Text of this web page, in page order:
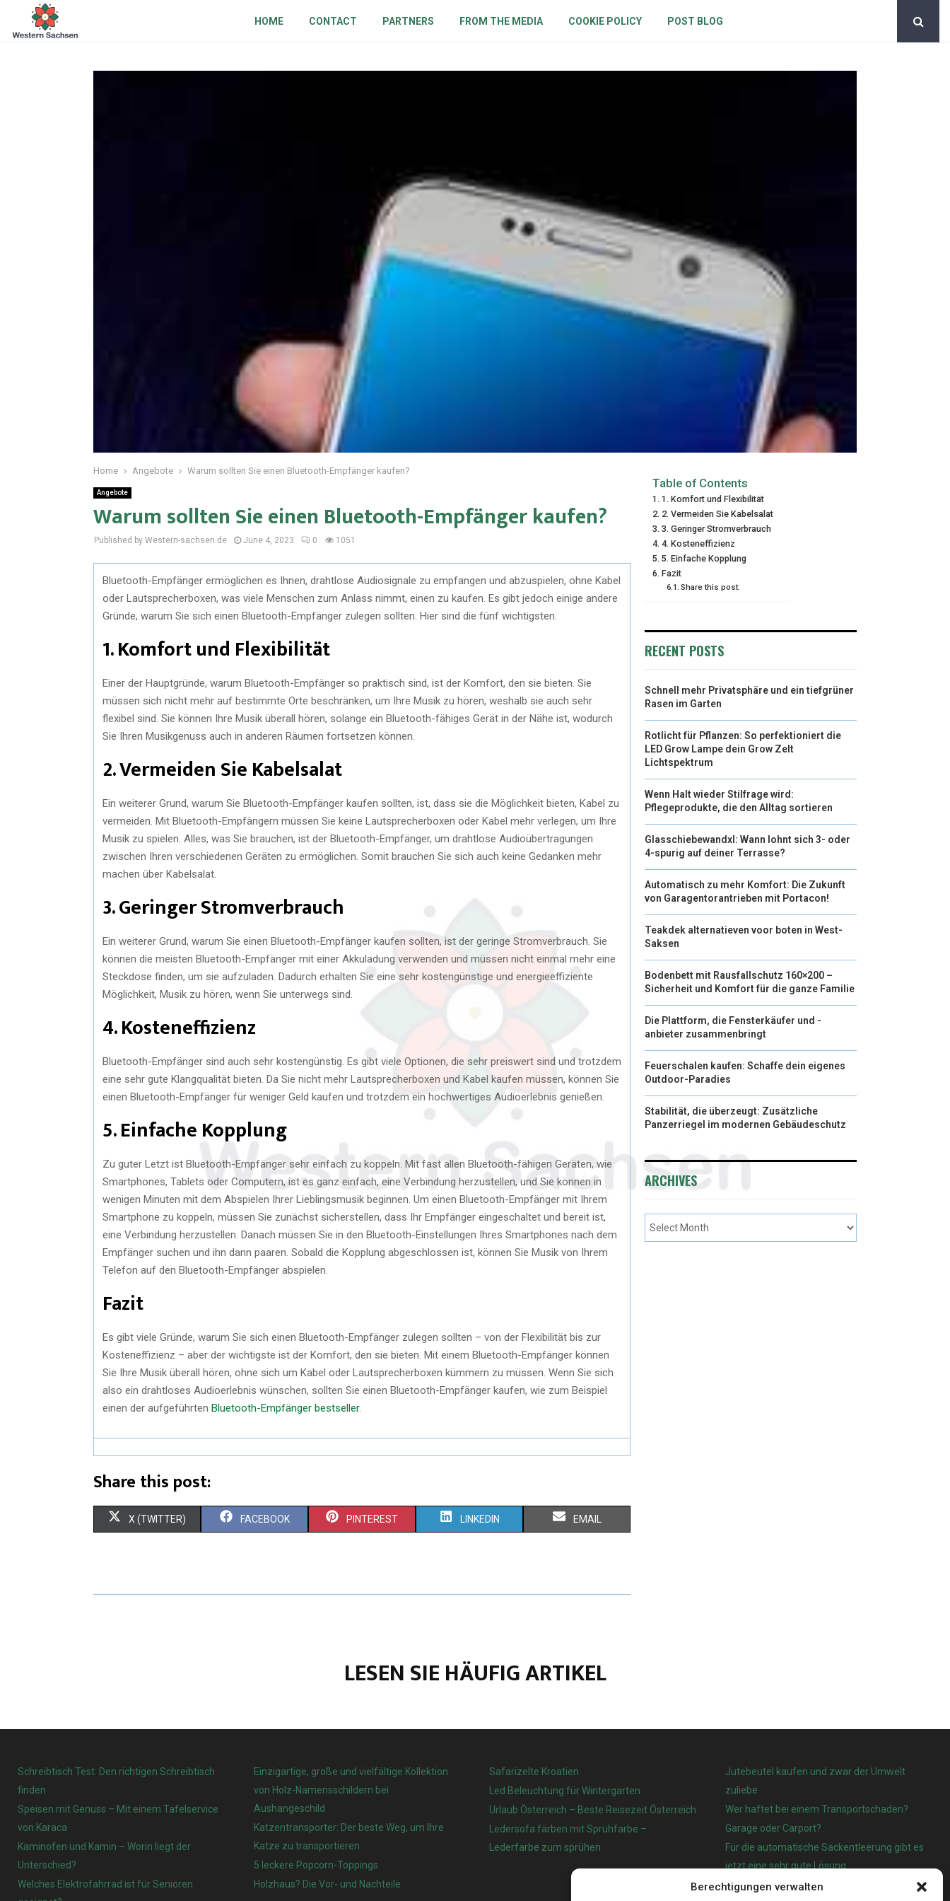
Berechtigungen verwalten
HOME CONTACT PARTNERS FROM THE MEDIA COOKIE POLICY POST BLOG
Home Angebote Warum sollten Sie einen Bluetooth-Empfänger kaufen?
Angebote
Warum sollten Sie einen Bluetooth-Empfänger kaufen?
Published by Western-sachsen.de June 4, 2023 0 1051
Bluetooth-Empfänger ermöglichen es Ihnen, drahtlose Audiosignale zu empfangen und abzuspielen, ohne Kabel
oder Lautsprecherboxen, was viele Menschen zum Anlass nimmt, einen zu kaufen. Es gibt jedoch einige andere
Gründe, warum Sie sich einen Bluetooth-Empfänger zulegen sollten. Hier sind die fünf wichtigsten.
1. Komfort und Flexibilität
Einer der Hauptgründe, warum Bluetooth-Empfänger so praktisch sind, ist der Komfort, den sie bieten. Sie
müssen sich nicht mehr auf bestimmte Orte beschränken, um Ihre Musik zu hören, weshalb sie auch sehr
flexibel sind. Sie können Ihre Musik überall hören, solange ein Bluetooth-fähiges Gerät in der Nähe ist, wodurch
Sie Ihren Musikgenuss auch in anderen Räumen fortsetzen können.
2. Vermeiden Sie Kabelsalat
Ein weiterer Grund, warum Sie Bluetooth-Empfänger kaufen sollten, ist, dass sie die Möglichkeit bieten, Kabel zu
vermeiden. Mit Bluetooth-Empfängern müssen Sie keine Lautsprecherboxen oder Kabel mehr verlegen, um Ihre
Musik zu spielen. Alles, was Sie brauchen, ist der Bluetooth-Empfänger, um drahtlose Audioübertragungen
zwischen Ihren verschiedenen Geräten zu ermöglichen. Somit brauchen Sie sich auch keine Gedanken mehr
machen über Kabelsalat.
3. Geringer Stromverbrauch
Ein weiterer Grund, warum Sie einen Bluetooth-Empfänger kaufen sollten, ist der geringe Stromverbrauch. Sie
können die meisten Bluetooth-Empfänger mit einer Akkuladung verwenden und müssen nicht einmal mehr eine
Steckdose finden, um sie aufzuladen. Dadurch erhalten Sie eine sehr kostengünstige und energieeffiziente
Möglichkeit, Musik zu hören, wenn Sie unterwegs sind.
4. Kosteneffizienz
Bluetooth-Empfänger sind auch sehr kostengünstig. Es gibt viele Optionen, die sehr preiswert sind und trotzdem
eine sehr gute Klangqualität bieten. Da Sie nicht mehr Lautsprecherboxen und Kabel kaufen müssen, können Sie
einen Bluetooth-Empfänger für weniger Geld kaufen und trotzdem ein hochwertiges Audioerlebnis genießen.
5. Einfache Kopplung
Zu guter Letzt ist Bluetooth-Empfänger sehr einfach zu koppeln. Mit fast allen Bluetooth-fähigen Geräten, wie
Smartphones, Tablets oder Computern, ist es ganz einfach, eine Verbindung herzustellen, und Sie können in
wenigen Minuten mit dem Abspielen Ihrer Lieblingsmusik beginnen. Um einen Bluetooth-Empfänger mit Ihrem
Smartphone zu koppeln, müssen Sie zunächst sicherstellen, dass Ihr Empfänger eingeschaltet und bereit ist,
eine Verbindung herzustellen. Danach müssen Sie in den Bluetooth-Einstellungen Ihres Smartphones nach dem
Empfänger suchen und ihn dann paaren. Sobald die Kopplung abgeschlossen ist, können Sie Musik von Ihrem
Telefon auf den Bluetooth-Empfänger abspielen.
Fazit
Es gibt viele Gründe, warum Sie sich einen Bluetooth-Empfänger zulegen sollten – von der Flexibilität bis zur
Kosteneffizienz – aber der wichtigste ist der Komfort, den sie bieten. Mit einem Bluetooth-Empfänger können
Sie Ihre Musik überall hören, ohne sich um Kabel oder Lautsprecherboxen kümmern zu müssen. Wenn Sie sich
also ein drahtloses Audioerlebnis wünschen, sollten Sie einen Bluetooth-Empfänger kaufen, wie zum Beispiel
einen der aufgeführten Bluetooth-Empfänger bestseller.
Share this post:
X (TWITTER) FACEBOOK PINTEREST LINKEDIN EMAIL
Table of Contents
1. Komfort und Flexibilität
2. Vermeiden Sie Kabelsalat
3. Geringer Stromverbrauch
4. Kosteneffizienz
5. Einfache Kopplung
Fazit
Share this post:
RECENT POSTS
Schnell mehr Privatsphäre und ein tiefgrüner
Rasen im Garten
Rotlicht für Pflanzen: So perfektioniert die
LED Grow Lampe dein Grow Zelt
Lichtspektrum
Wenn Halt wieder Stilfrage wird:
Pflegeprodukte, die den Alltag sortieren
Glasschiebewandxl: Wann lohnt sich 3- oder
4-spurig auf deiner Terrasse?
Automatisch zu mehr Komfort: Die Zukunft
von Garagentorantrieben mit Portacon!
Teakdek alternatieven voor boten in West-
Saksen
Bodenbett mit Rausfallschutz 160×200 –
Sicherheit und Komfort für die ganze Familie
Die Plattform, die Fensterkäufer und -
anbieter zusammenbringt
Feuerschalen kaufen: Schaffe dein eigenes
Outdoor-Paradies
Stabilität, die überzeugt: Zusätzliche
Panzerriegel im modernen Gebäudeschutz
ARCHIVES
LESEN SIE HÄUFIG ARTIKEL
Schreibtisch Test: Den richtigen Schreibtisch
finden
Speisen mit Genuss – Mit einem Tafelservice
von Karaca
Kaminofen und Kamin – Worin liegt der
Unterschied?
Welches Elektrofahrrad ist für Senioren
Einzigartige, große und vielfältige Kollektion
von Holz-Namensschildern bei
Aushangeschild
Katzentransporter: Der beste Weg, um Ihre
Katze zu transportieren
5 leckere Popcorn-Toppings
Holzhaus? Die Vor- und Nachteile
Safarizelte Kroatien
Led Beleuchtung für Wintergarten
Urlaub Österreich – Beste Reisezeit Österreich
Ledersofa färben mit Sprühfarbe –
Lederfarbe zum sprühen
Jutebeutel kaufen und zwar der Umwelt
zuliebe
Wer haftet bei einem Transportschaden?
Garage oder Carport?
Für die automatische Sackentleerung gibt es
jetzt eine sehr gute Lösung